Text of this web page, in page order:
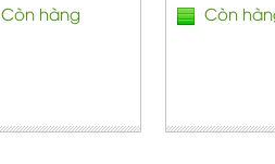
Còn hàng Còn